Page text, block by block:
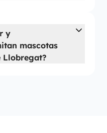
y
mascotas
Llobregat?